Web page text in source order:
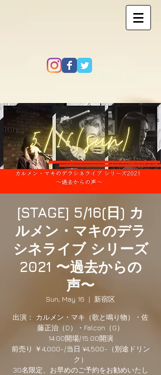
[STAGE] 5/16(日) カ
ルメン・マキのデラ
シネライブ シリーズ
2021 〜過去からの
声〜
Sun, May 16
  |
新宿区
出演： カルメン・マキ（歌と鳴り物）・佐
藤正治（D）・Falcon（G）
14:00開場/15:00開演
前売り ￥4,000-/当日 ¥4,500-（別途ドリン
ク）
30名限定、お早めのご予約をお勧めいたし